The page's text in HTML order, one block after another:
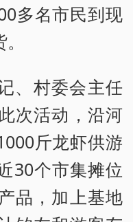
多名市民到现
、村委会主任
次活动，沿河
斤龙虾供游
30个市集摊位
品，加上基地